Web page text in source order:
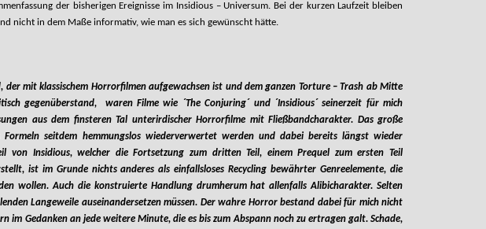
der bisherigen Ereignisse im Insidious – Universum. Bei der kurzen Laufzeit bleiben
nicht in dem Maße informativ, wie man es sich gewünscht hätte.
der mit klassischem Horrorfilmen aufgewachsen ist und dem ganzen Torture – Trash ab Mitte
gegenüberstand, waren Filme wie ´The Conjuring´ und ´Insidious´ seinerzeit für mich
aus dem finsteren Tal unterirdischer Horrorfilme mit Fließbandcharakter. Das große
seitdem hemmungslos wiederverwertet werden und dabei bereits längst wieder
von Insidious, welcher die Fortsetzung zum dritten Teil, einem Prequel zum ersten Teil
ist im Grunde nichts anderes als einfallsloses Recycling bewährter Genreelemente, die
wollen. Auch die konstruierte Handlung drumherum hat allenfalls Alibicharakter. Selten
Langeweile auseinandersetzen müssen. Der wahre Horror bestand dabei für mich nicht
im Gedanken an jede weitere Minute, die es bis zum Abspann noch zu ertragen galt. Schade,